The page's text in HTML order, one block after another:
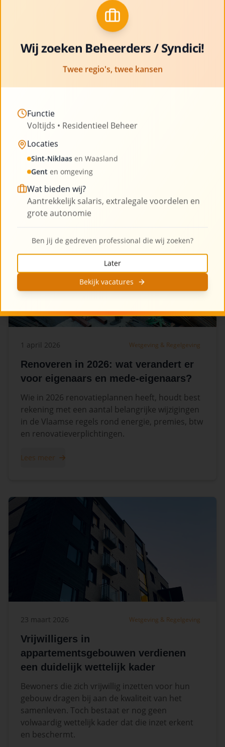
met ruimte voor professionele groei en
ontwikkeling
Bekijk vacatures
Lees onze laatste artikelen en blijf op de hoogte
van nieuws uit de sector
1 april 2026 Wetgeving & Regelgeving
Renoveren in 2026: wat verandert er
voor eigenaars en mede-eigenaars?
Wie in 2026 renovatieplannen heeft, houdt best
rekening met een aantal belangrijke wijzigingen
in de Vlaamse regels rond energie, premies, btw
en renovatieverplichtingen.
Lees meer
23 maart 2026 Wetgeving & Regelgeving
Vrijwilligers in
appartementsgebouwen verdienen
een duidelijk wettelijk kader
Bewoners die zich vrijwillig inzetten voor hun
gebouw dragen bij aan de kwaliteit van het
samenleven. Toch bestaat er nog geen
volwaardig wettelijk kader dat die inzet erkent
en beschermt.
Wij zoeken Beheerders / Syndici!
Twee regio's, twee kansen
Functie
Voltijds • Residentieel Beheer
Locaties
Sint-Niklaas en Waasland
Gent en omgeving
Wat bieden wij?
Aantrekkelijk salaris, extralegale voordelen en
grote autonomie
Ben jij de gedreven professional die wij zoeken?
Later
Bekijk vacatures